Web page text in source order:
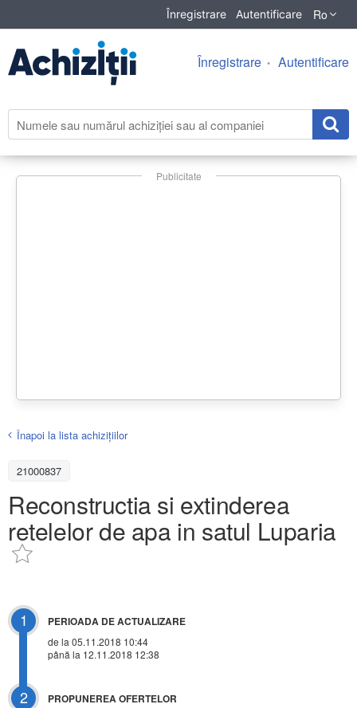
Înregistrare Autentificare Ro
Înregistrare Autentificare
Publicitate
Înapoi la lista achiziţiilor
21000837
Reconstructia si extinderea
retelelor de apa in satul Luparia
1 PERIOADA DE ACTUALIZARE
de la 05.11.2018 10:44
până la 12.11.2018 12:38
2 PROPUNEREA OFERTELOR